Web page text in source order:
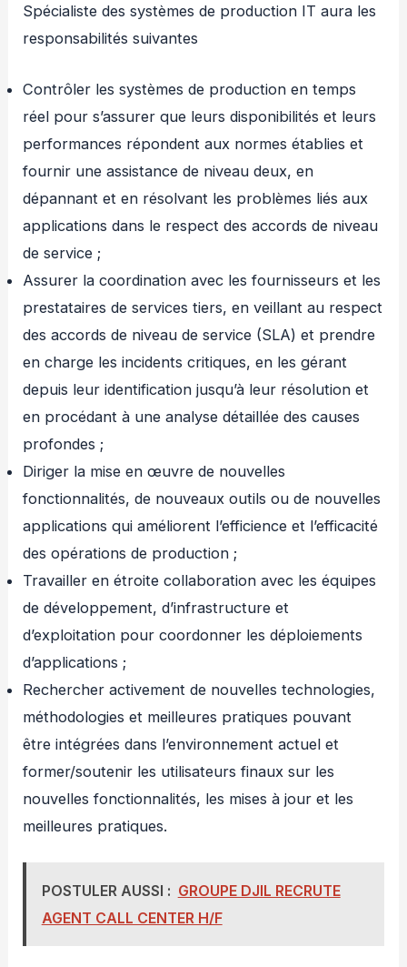
Spécialiste des systèmes de production IT aura les
responsabilités suivantes
Contrôler les systèmes de production en temps
réel pour s’assurer que leurs disponibilités et leurs
performances répondent aux normes établies et
fournir une assistance de niveau deux, en
dépannant et en résolvant les problèmes liés aux
applications dans le respect des accords de niveau
de service ;
Assurer la coordination avec les fournisseurs et les
prestataires de services tiers, en veillant au respect
des accords de niveau de service (SLA) et prendre
en charge les incidents critiques, en les gérant
depuis leur identification jusqu’à leur résolution et
en procédant à une analyse détaillée des causes
profondes ;
Diriger la mise en œuvre de nouvelles
fonctionnalités, de nouveaux outils ou de nouvelles
applications qui améliorent l’efficience et l’efficacité
des opérations de production ;
Travailler en étroite collaboration avec les équipes
de développement, d’infrastructure et
d’exploitation pour coordonner les déploiements
d’applications ;
Rechercher activement de nouvelles technologies,
méthodologies et meilleures pratiques pouvant
être intégrées dans l’environnement actuel et
former/soutenir les utilisateurs finaux sur les
nouvelles fonctionnalités, les mises à jour et les
meilleures pratiques.
POSTULER AUSSI : GROUPE DJIL RECRUTE
AGENT CALL CENTER H/F